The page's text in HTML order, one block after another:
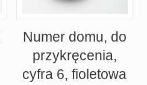
Numer domu, do
przykręcenia,
cyfra 6, fioletowa